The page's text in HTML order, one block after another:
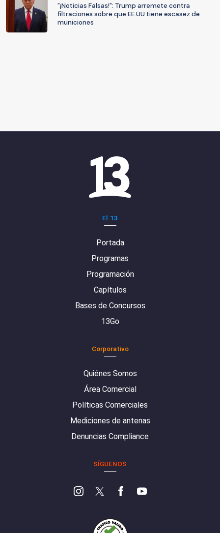
"¡Noticias Falsas!": Trump arremete contra
filtraciones sobre que EE.UU tiene escasez de
municiones
El 13
Portada
Programas
Programación
Capítulos
Bases de Concursos
13Go
Corporativo
Quiénes Somos
Área Comercial
Políticas Comerciales
Mediciones de antenas
Denuncias Compliance
SÍGUENOS